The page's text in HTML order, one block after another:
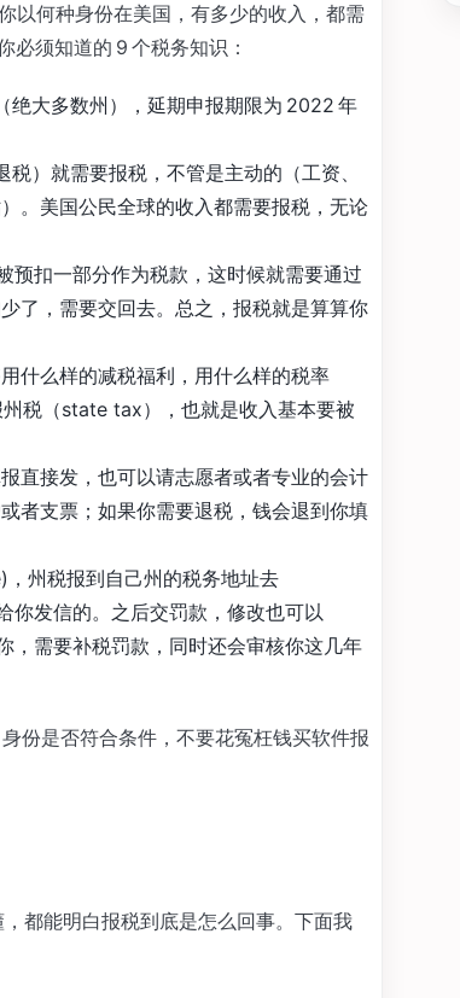
以何种身份在美国，有多少的收入，都需
须知道的 9 个税务知识：
绝大多数州），延期申报期限为 2022 年
）就需要报税，不管是主动的（工资、
。美国公民全球的收入都需要报税，无论
预扣一部分作为税款，这时候就需要通过
了，需要交回去。总之，报税就是算算你
什么样的减税福利，用什么样的税率
税（state tax），也就是收入基本要被
直接发，也可以请志愿者或者专业的会计
者支票；如果你需要退税，钱会退到你填
州税报到自己州的税务地址去
你发信的。之后交罚款，修改也可以
，需要补税罚款，同时还会审核你这几年
份是否符合条件，不要花冤枉钱买软件报
都能明白报税到底是怎么回事。下面我